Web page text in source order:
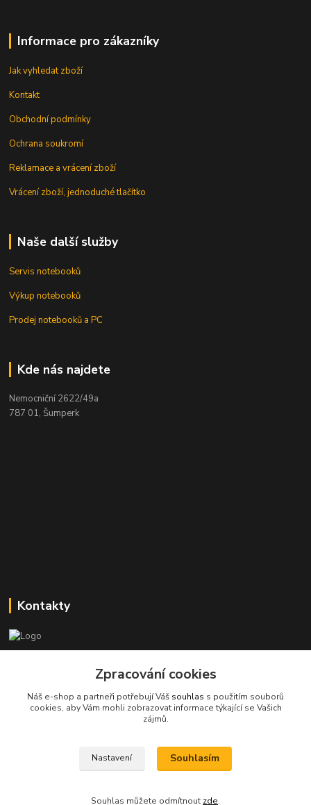
Informace pro zákazníky
Jak vyhledat zboží
Kontakt
Obchodní podmínky
Ochrana soukromí
Reklamace a vrácení zboží
Vrácení zboží, jednoduché tlačítko
Naše další služby
Servis notebooků
Výkup notebooků
Prodej notebooků a PC
Kde nás najdete
Nemocniční 2622/49a
787 01, Šumperk
Kontakty
+420 601 366 545
info@spkcomputer.cz
Zpracování cookies
Náš e-shop a partneři potřebují Váš souhlas s použitím souborů
cookies, aby Vám mohli zobrazovat informace týkající se Vašich
zájmů.
Nastavení Souhlasím
Souhlas můžete odmítnout zde.